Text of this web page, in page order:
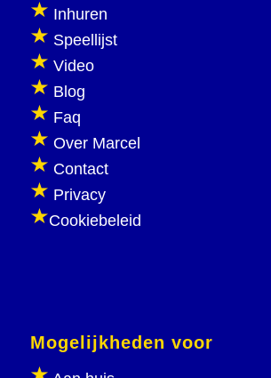
Inhuren
Speellijst
Video
Blog
Faq
Over Marcel
Contact
Privacy
Cookiebeleid
Mogelijkheden voor